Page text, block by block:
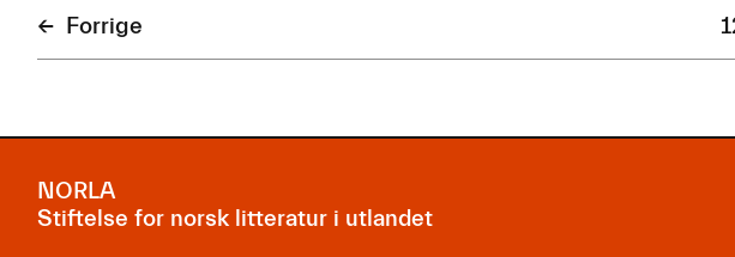
Forrige 1
NORLA
Stiftelse for norsk litteratur i utlandet